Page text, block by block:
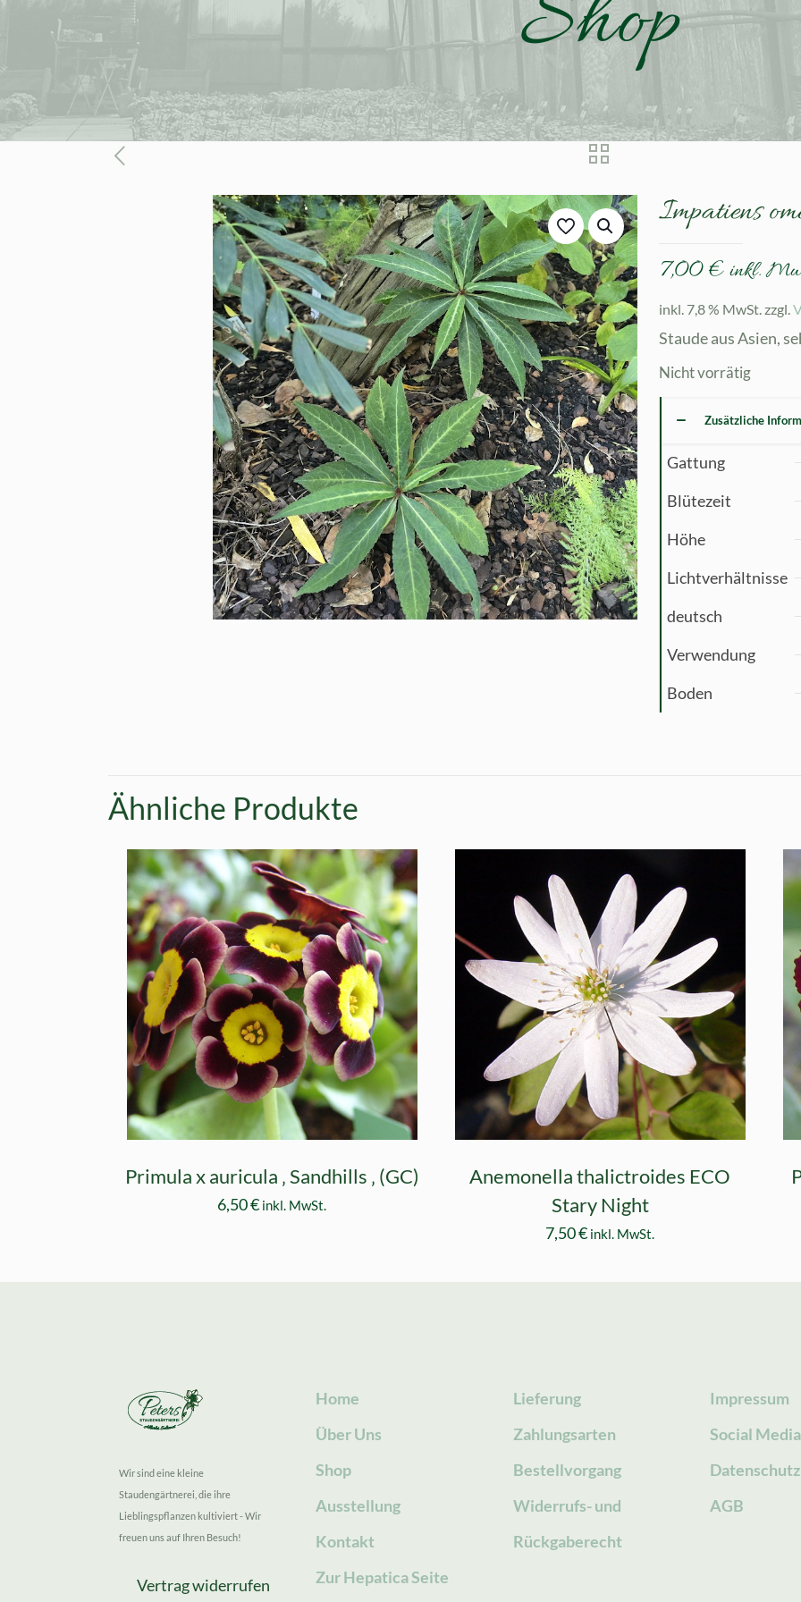
Shop
Impatiens
7,00€ inkl.
inkl. 7,8 % MwSt.zzgl.
Staude aus Asien,
Nicht vorrätig
Zusätzliche
Gattung
Blütezeit
Höhe
Lichtverhältnisse
deutsch
Verwendung
Boden
Ähnliche Produkte
Primula x auricula ‚ Sandhills ‚ (GC)
6,50€ inkl. MwSt.
Anemonella thalictroides ECO
Stary Night
7,50€ inkl. MwSt.
Wir sind eine kleine
Staudengärtnerei, die ihre
Lieblingspflanzen kultiviert - Wir
freuen uns auf Ihren Besuch!
Vertrag widerrufen
Home
Über Uns
Shop
Ausstellung
Kontakt
Zur Hepatica Seite
Lieferung
Zahlungsarten
Bestellvorgang
Widerrufs- und
Rückgaberecht
Impressum
Social Media
Datenschutz
AGB